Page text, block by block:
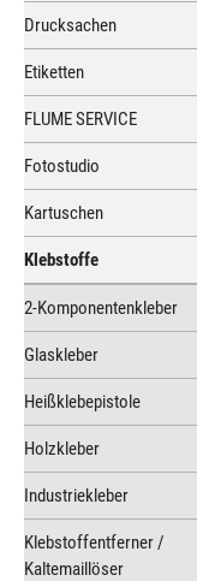
Drucksachen
Etiketten
FLUME SERVICE
Fotostudio
Kartuschen
Klebstoffe
2-Komponentenkleber
Glaskleber
Heißklebepistole
Holzkleber
Industriekleber
Klebstoffentferner /
Kaltemaillöser